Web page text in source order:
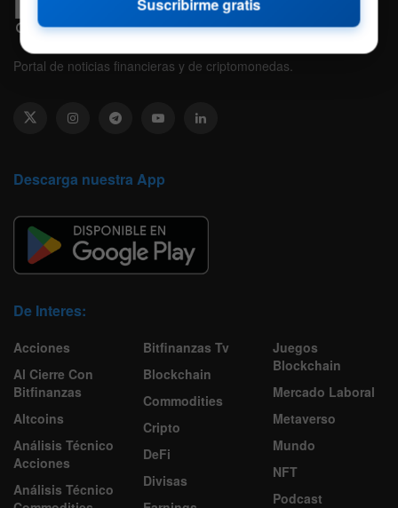
Portal de noticias financieras y de criptomonedas.
Descarga nuestra App
De Interes:
Acciones
Al Cierre Con
Bitfinanzas
Altcoins
Análisis Técnico
Acciones
Análisis Técnico
Bitfinanzas Tv
Blockchain
Commodities
Cripto
DeFi
Divisas
Juegos
Blockchain
Mercado Laboral
Metaverso
Mundo
NFT
Podcast